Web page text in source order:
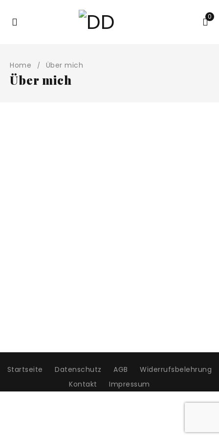
0
Home / Über mich
Über mich
Startseite Datenschutz AGB
Widerrufsbelehrung
Kontakt
Impressum